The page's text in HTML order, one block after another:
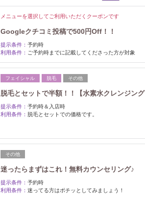
メニューを選択してご利用いただくクーポンです
Googleクチコミ投稿で500円Off！！
提示条件： 予約時
利用条件： ご予約時までに記載してくださった方が対象
フェイシャル 脱毛 その他
脱毛とセットで半額！！【水素水クレンジン
提示条件： 予約時＆入店時
利用条件： 脱毛とセットでの価格です。
その他
迷ったらまずはこれ！無料カウンセリング♪
提示条件： 予約時
利用条件： 迷ってる方はポチッとしてみましょう！